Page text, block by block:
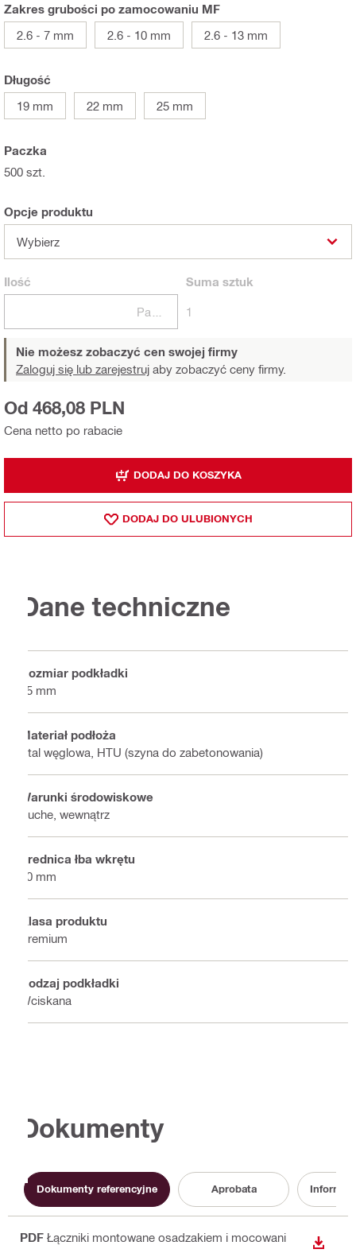
Zakres grubości po zamocowaniu MF
2.6 - 7 mm
2.6 - 10 mm 2.6 - 13 mm
Długość
19 mm
22 mm 25 mm
Paczka
500 szt.
Opcje produktu
Wybierz
Ilość Suma sztuk
1
Nie możesz zobaczyć cen swojej firmy
Zaloguj się lub zarejestruj aby zobaczyć ceny firmy.
Cena netto po rabacie
Od 468,08 PLN
DODAJ DO KOSZYKA
DODAJ DO ULUBIONYCH
Dane techniczne
Rozmiar podkładki
15 mm
Materiał podłoża
Stal węglowa, HTU (szyna do zabetonowania)
Warunki środowiskowe
Suche, wewnątrz
Średnica łba wkrętu
10 mm
Klasa produktu
Premium
Rodzaj podkładki
Wciskana
Dokumenty
Dokumenty referencyjne Aprobata
PDF Łączniki montowane osadzakiem i mocowani